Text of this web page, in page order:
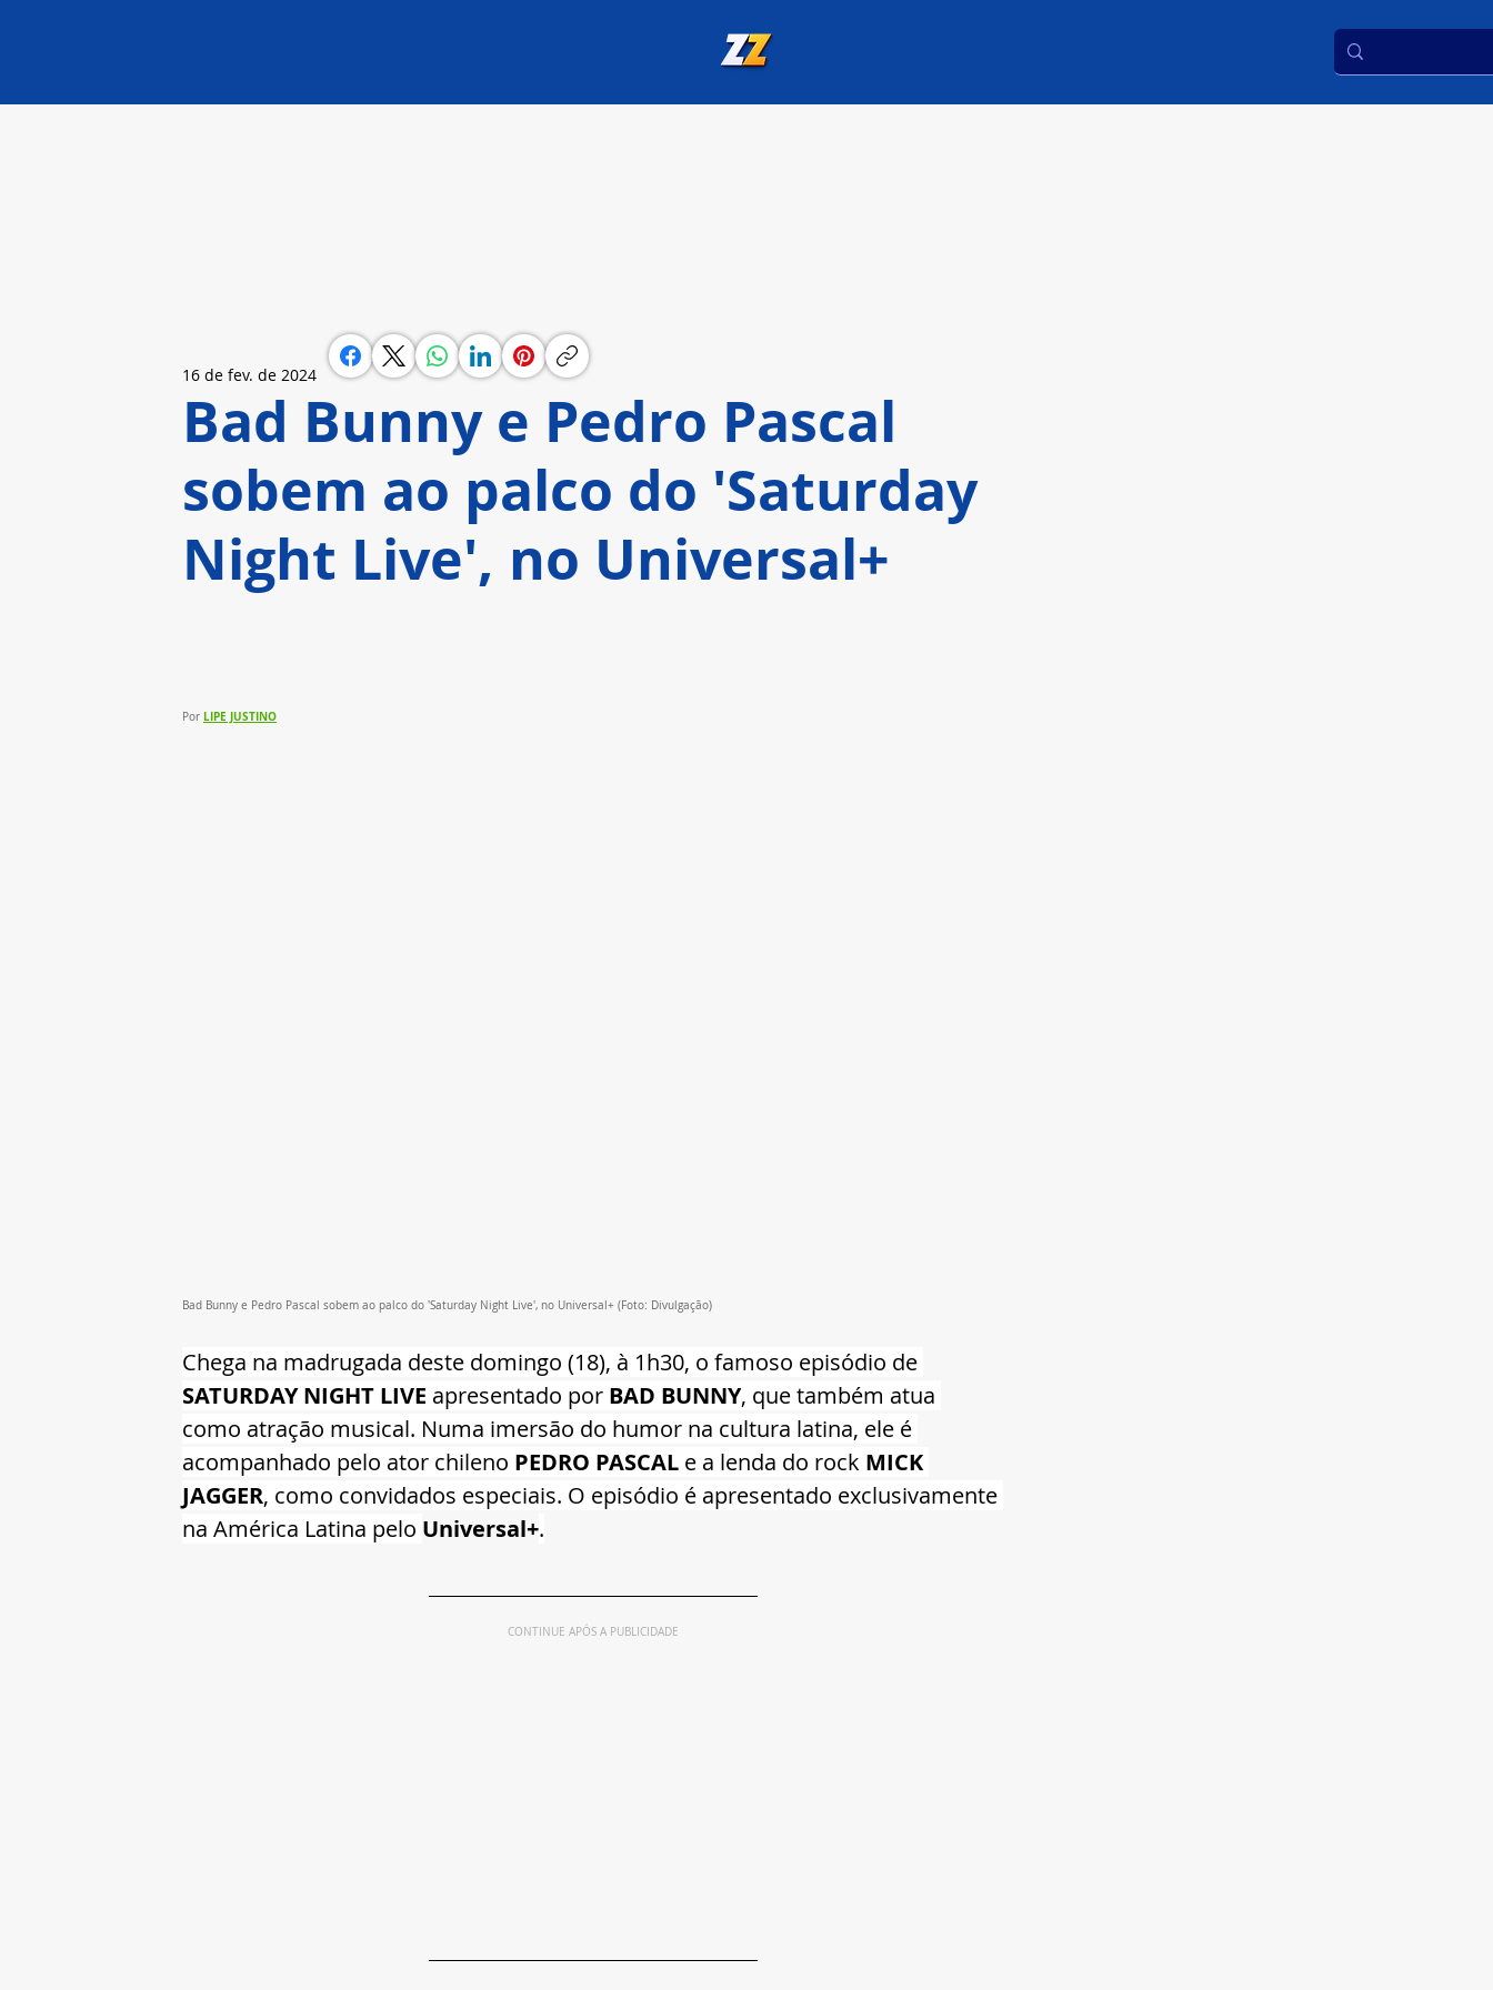
Bad Bunny e Pedro Pascal
sobem ao palco do 'Saturday
Night Live', no Universal+
16 de fev. de 2024
Por LIPE JUSTINO
Bad Bunny e Pedro Pascal sobem ao palco do 'Saturday Night Live', no Universal+ (Foto: Divulgação)
Chega na madrugada deste domingo (18), à 1h30, o famoso episódio de
SATURDAY NIGHT LIVE apresentado por BAD BUNNY, que também atua
como atração musical. Numa imersão do humor na cultura latina, ele é
acompanhado pelo ator chileno PEDRO PASCAL e a lenda do rock MICK
JAGGER, como convidados especiais. O episódio é apresentado exclusivamente
na América Latina pelo Universal+.
CONTINUE APÓS A PUBLICIDADE